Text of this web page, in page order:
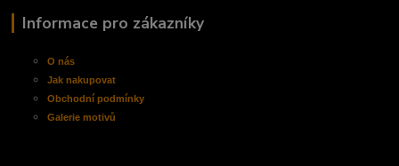
Informace pro zákazníky
O nás
Jak nakupovat
Obchodnípodmínky
Galerie motivů